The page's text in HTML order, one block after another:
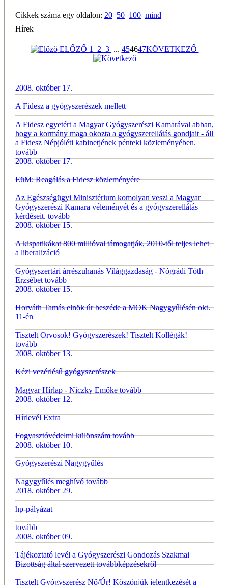
Cikkek száma egy oldalon: 20 50 100 mind
Hírek
ELŐZŐ 1 2 3 ... 454647KÖVETKEZŐ
2008. október 17.
A Fidesz a gyógyszerészek mellett
A Fidesz egyetért a Magyar Gyógyszerészi Kamarával abban,
hogy a kormány maga okozta a gyógyszerellátás gondjait - áll
a Fidesz Népjóléti kabinetjének pénteki közleményében.
tovább
2008. október 17.
EüM: Reagálás a Fidesz közleményére
Az Egészségügyi Minisztérium komolyan veszi a Magyar
Gyógyszerészi Kamara véleményét és a gyógyszerellátás
kérdéseit. tovább
2008. október 15.
A kispatikákat 800 millióval támogatják, 2010-től teljes lehet
a liberalizáció
Gyógyszertári árrészuhanás Világgazdaság - Nógrádi Tóth
Erzsébet tovább
2008. október 15.
Horváth Tamás elnök úr beszéde a MOK Nagygyűlésén okt.
11-én
Tisztelt Orvosok! Gyógyszerészek! Tisztelt Kollégák!
tovább
2008. október 13.
Kézi vezérlésű gyógyszerészek
Magyar Hírlap - Niczky Emőke tovább
2008. október 12.
Hírlevél Extra
Fogyasztóvédelmi különszám tovább
2008. október 10.
Gyógyszerészi Nagygyűlés
Nagygyűlés meghívó tovább
2018. október 29.
hp-pályázat
tovább
2008. október 09.
Tájékoztató levél a Gyógyszerészi Gondozás Szakmai
Bizottság által szervezett továbbképzésekről
Tisztelt Gyógyszerész Nő/Úr! Köszönjük jelentkezését a